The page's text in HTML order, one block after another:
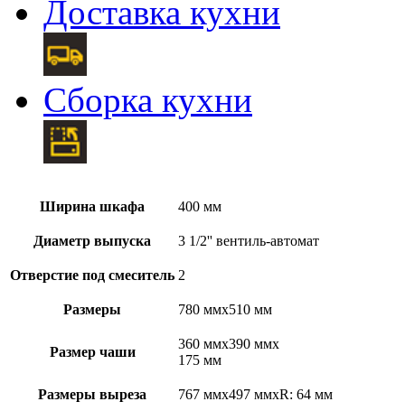
Доставка кухни
Сборка кухни
Ширина шкафа 400 мм
Диаметр выпуска 3 1/2'' вентиль-автомат
Отверстие под смеситель 2
Размеры 780 ммx510 мм
Размер чаши
360 ммx390 ммx
175 мм
Размеры выреза 767 ммx497 ммxR: 64 мм